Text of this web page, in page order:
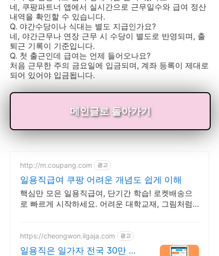
네, 쿠팡파트너 앱에서 실시간으로 근무일수와 급여 정산
내역을 확인할 수 있습니다.
Q. 야간수당이나 식대는 별도 지급인가요?
네, 야간근무나 연장 근무 시 수당이 별도로 반영되며, 출
퇴근 기록이 기준입니다.
Q. 첫 출근인데 급여는 언제 들어오나요?
처음 근무한 주의 금요일에 입금되며, 계좌 등록이 제대로
되어 있어야 입금됩니다.
메인글로 돌아가기
http://m.coupang.com 광고
일용직급여 쿠팡 어려운 개념도 쉽게 이해
핵심만 모은 일용직급여, 단기간 학습! 로켓배송으
로 빠르게 시작하세요. 어려운 대학교재, 그림처럼
https://cheongwon.ilgaja.com 광고
일용직은 일가자 전국 30만 일